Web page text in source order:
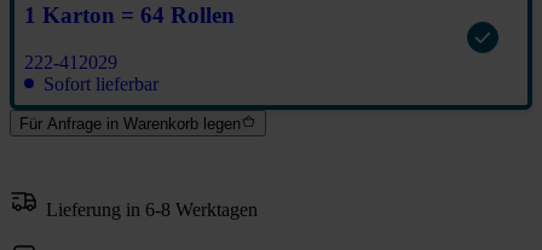
1 Karton = 64 Rollen
222-412029
Sofort lieferbar
Für Anfrage in Warenkorb legen
Lieferung in 6-8 Werktagen